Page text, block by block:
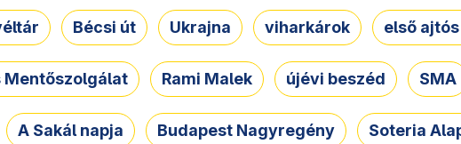
Bécsi út Ukrajna viharkárok első
Mentőszolgálat Rami Malek újévi beszéd SMA
A Sakál napja Budapest Nagyregény Soteria